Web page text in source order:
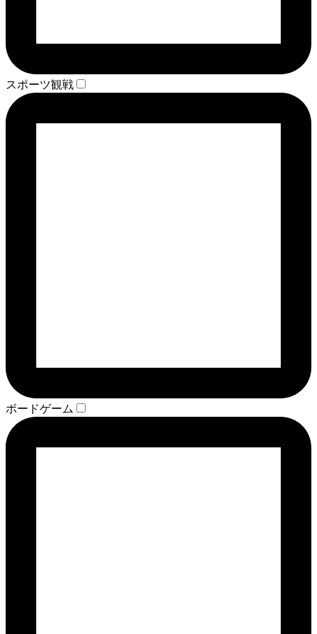
スポーツ観戦
ボードゲーム